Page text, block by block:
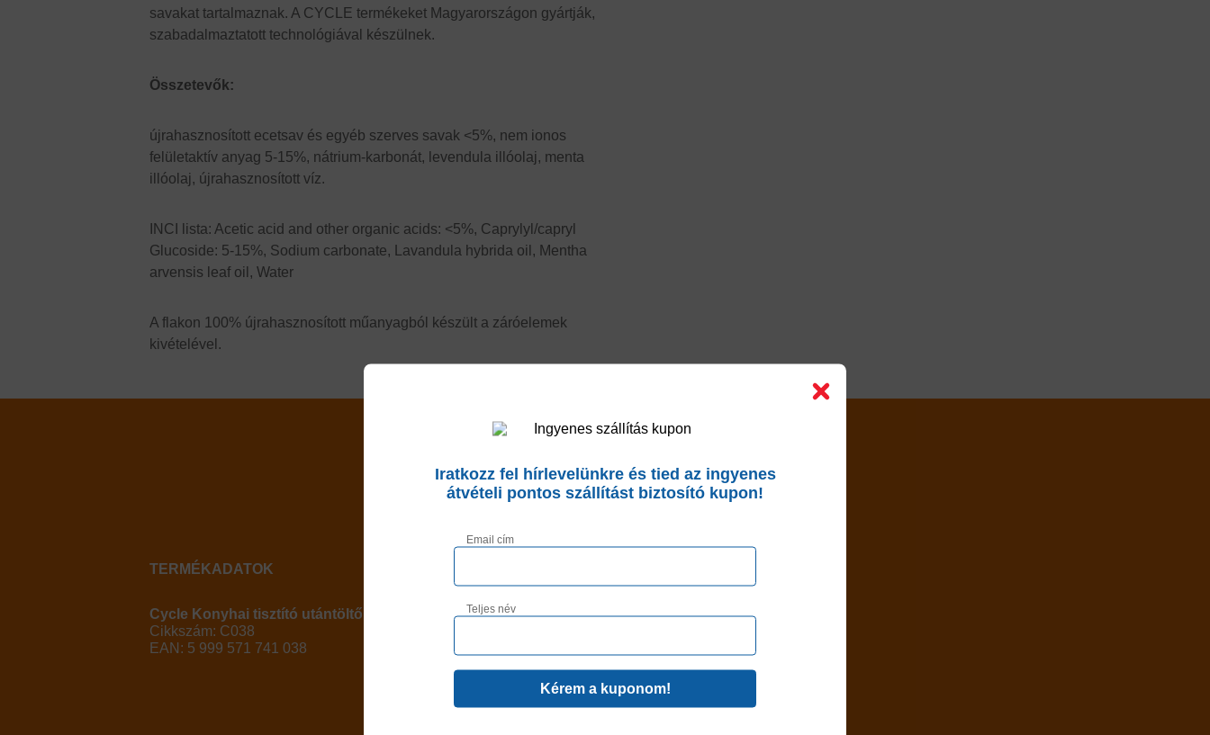
savakat tartalmaznak. A CYCLE termékeket Magyarországon gyártják,
szabadalmaztatott technológiával készülnek.
Összetevők:
újrahasznosított ecetsav és egyéb szerves savak <5%, nem ionos
felületaktív anyag 5-15%, nátrium-karbonát, levendula illóolaj, menta
illóolaj, újrahasznosított víz.
INCI lista: Acetic acid and other organic acids: <5%, Caprylyl/capryl
Glucoside: 5-15%, Sodium carbonate, Lavandula hybrida oil, Mentha
arvensis leaf oil, Water
A flakon 100% újrahasznosított műanyagból készült a záróelemek
kivételével.
TERMÉKINFORMÁCIÓ
TERMÉKADATOK
Cycle Konyhai tisztító utántöltő 50 ml
Cikkszám: C038
EAN: 5 999 571 741 038
Iratkozz fel hírlevelünkre és tied az ingyenes
átvételi pontos szállítást biztosító kupon!
Email cím
Teljes név